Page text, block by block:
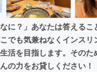
なに？」あなたは答える
でも気兼ねなくインス
活を目指します。その
の力をお貸しください！